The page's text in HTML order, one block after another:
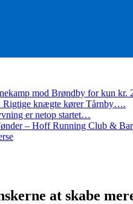
mod Brøndby for kun kr.
Rigtige knægte kører Tårnby….
er netop startet…
– Hoff Running Club &
at skabe